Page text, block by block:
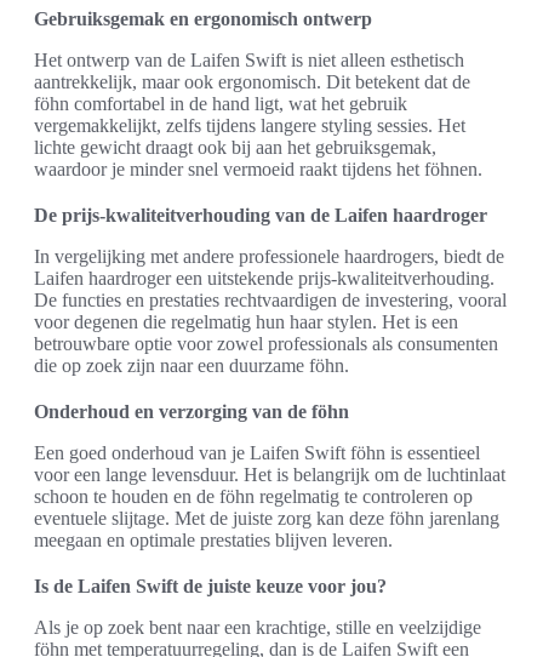
Gebruiksgemak en ergonomisch ontwerp
Het ontwerp van de Laifen Swift is niet alleen esthetisch
aantrekkelijk, maar ook ergonomisch. Dit betekent dat de
föhn comfortabel in de hand ligt, wat het gebruik
vergemakkelijkt, zelfs tijdens langere styling sessies. Het
lichte gewicht draagt ook bij aan het gebruiksgemak,
waardoor je minder snel vermoeid raakt tijdens het föhnen.
De prijs-kwaliteitverhouding van de Laifen haardroger
In vergelijking met andere professionele haardrogers, biedt de
Laifen haardroger een uitstekende prijs-kwaliteitverhouding.
De functies en prestaties rechtvaardigen de investering, vooral
voor degenen die regelmatig hun haar stylen. Het is een
betrouwbare optie voor zowel professionals als consumenten
die op zoek zijn naar een duurzame föhn.
Onderhoud en verzorging van de föhn
Een goed onderhoud van je Laifen Swift föhn is essentieel
voor een lange levensduur. Het is belangrijk om de luchtinlaat
schoon te houden en de föhn regelmatig te controleren op
eventuele slijtage. Met de juiste zorg kan deze föhn jarenlang
meegaan en optimale prestaties blijven leveren.
Is de Laifen Swift de juiste keuze voor jou?
Als je op zoek bent naar een krachtige, stille en veelzijdige
föhn met temperatuurregeling, dan is de Laifen Swift een